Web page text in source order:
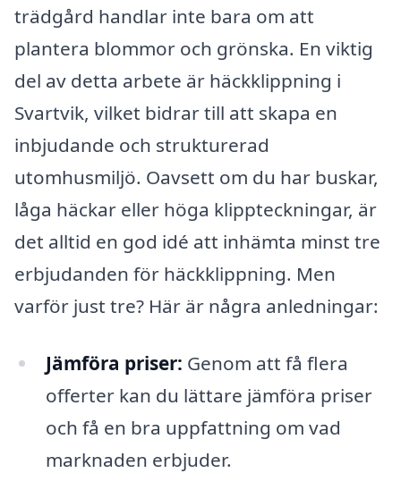
trädgård handlar inte bara om att
plantera blommor och grönska. En viktig
del av detta arbete är häckklippning i
Svartvik, vilket bidrar till att skapa en
inbjudande och strukturerad
utomhusmiljö. Oavsett om du har buskar,
låga häckar eller höga klippteckningar, är
det alltid en god idé att inhämta minst tre
erbjudanden för häckklippning. Men
varför just tre? Här är några anledningar:
Jämföra priser: Genom att få flera
offerter kan du lättare jämföra priser
och få en bra uppfattning om vad
marknaden erbjuder.